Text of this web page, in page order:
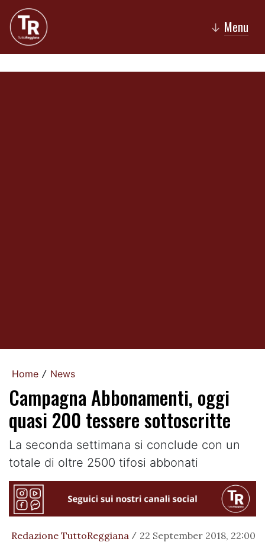
↓ Menu
Home / News
Campagna Abbonamenti, oggi
quasi 200 tessere sottoscritte
La seconda settimana si conclude con un
totale di oltre 2500 tifosi abbonati
Redazione TuttoReggiana / 22 September 2018, 22:00